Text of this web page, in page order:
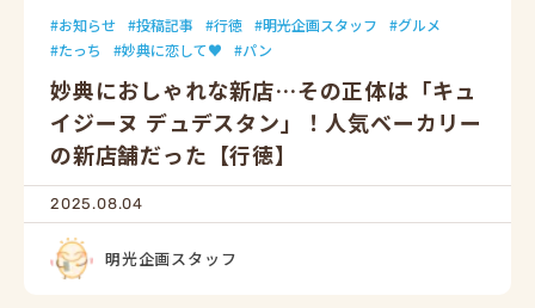
お知らせ 投稿記事 行徳 明光企画スタッフ
グルメ
たっち
妙典に恋して♥ パン
妙典におしゃれな新店…その正体は「キュ
イジーヌ デュデスタン」！人気ベーカリー
の新店舗だった【行徳】
2025.08.04
明光企画スタッフ